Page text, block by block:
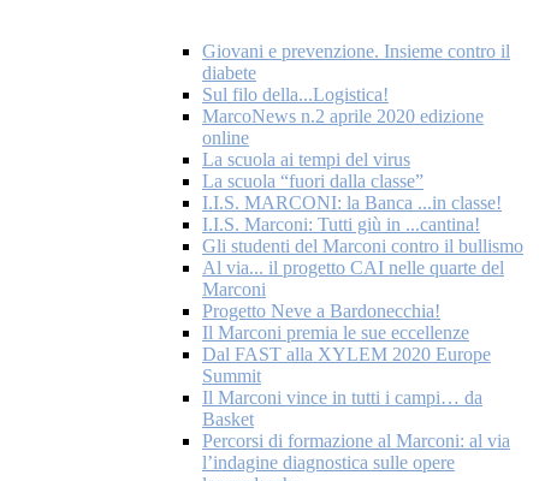
Giovani e prevenzione. Insieme contro il
diabete
Sul filo della...Logistica!
MarcoNews n.2 aprile 2020 edizione
online
La scuola ai tempi del virus
La scuola “fuori dalla classe”
I.I.S. MARCONI: la Banca ...in classe!
I.I.S. Marconi: Tutti giù in ...cantina!
Gli studenti del Marconi contro il bullismo
Al via... il progetto CAI nelle quarte del
Marconi
Progetto Neve a Bardonecchia!
Il Marconi premia le sue eccellenze
Dal FAST alla XYLEM 2020 Europe
Summit
Il Marconi vince in tutti i campi… da
Basket
Percorsi di formazione al Marconi: al via
l’indagine diagnostica sulle opere